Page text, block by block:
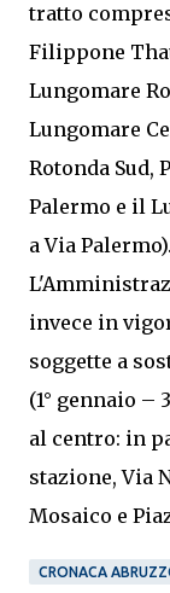
tratto
Filippone
Lungomare
Lungomare
Rotonda Sud,
Palermo e il
a Via Palermo).
invece in
soggette a
(1° gennaio –
al centro: in
stazione, Via
Mosaico e
CRONACA